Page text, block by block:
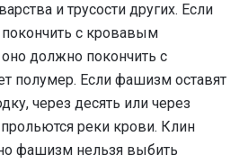
и трусости других. Если
покончить с кровавым
должно покончить с
полумер. Если фашизм оставят
через десять или через
реки крови. Клин
фашизм нельзя выбить